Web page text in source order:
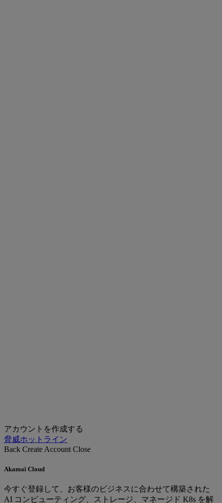
アカウントを作成する
脅威ホットライン
Back Create Account Close
Akamai Cloud
今すぐ登録して、お客様のビジネスに合わせて構築された
AI コンピューティング、ストレージ、マネージド K8s を解